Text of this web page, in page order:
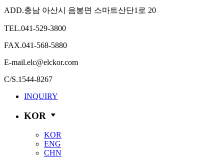
ADD.충남 아산시 음봉면 스마트산단1로 20
TEL.041-529-3800
FAX.041-568-5880
E-mail.elc@elckor.com
C/S.1544-8267
INQUIRY
KOR
KOR
ENG
CHN